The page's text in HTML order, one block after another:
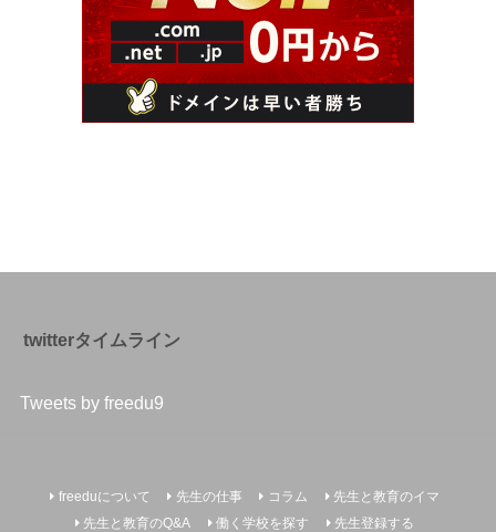
twitterタイムライン
Tweets by freedu9
freeduについて 先生の仕事 コラム
先生と教育のイマ
先生と教育のQ&A
働く学校を探す 先生登録する